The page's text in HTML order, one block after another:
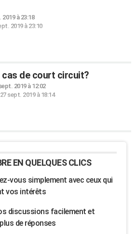
2019 à 23:18
2019 à 23:10
cas de court circuit?
2019 à 12:02
27 sept. 2019 à 18:14
EN QUELQUES CLICS
vous simplement avec ceux qui
vos intérêts
discussions facilement et
de réponses